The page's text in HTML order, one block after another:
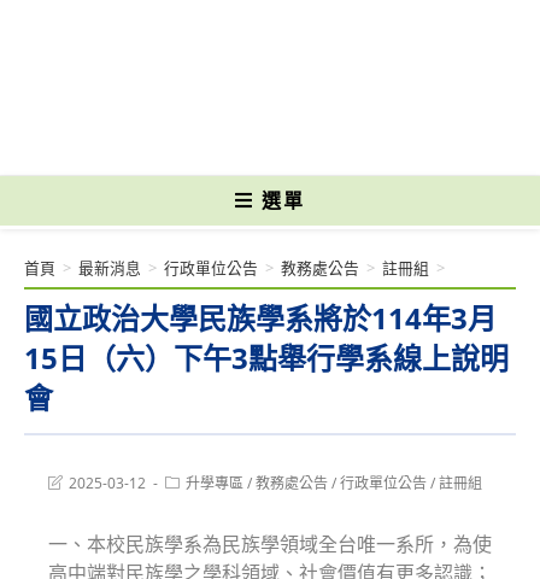
選單
國立政治大學民族學系將於114年3月
15日（六）下午3點舉行學系線上說明
會
首頁 > 最新消息 > 行政單位公告 > 教務處公告 > 註冊組 >
Post2025-03-12
Post升學專區/教務處公告/行政單位公告/註冊組
一、本校民族學系為民族學領域全台唯一系所，為使
高中端對民族學之學科領域、社會價值有更多認識；